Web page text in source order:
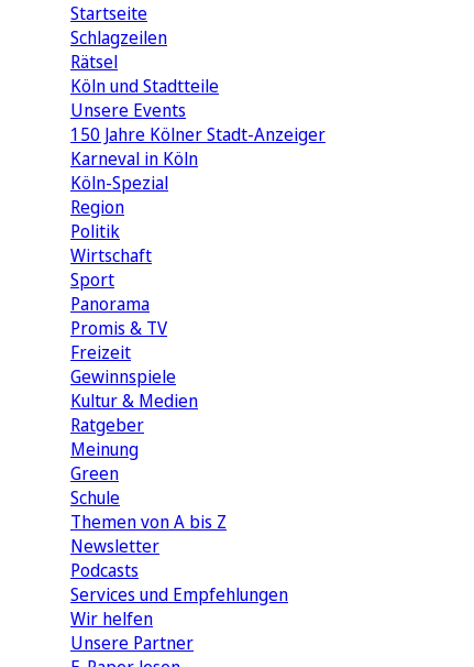
Startseite
Schlagzeilen
Rätsel
Köln und Stadtteile
Unsere Events
150 Jahre Kölner Stadt-Anzeiger
Karneval in Köln
Köln-Spezial
Region
Politik
Wirtschaft
Sport
Panorama
Promis & TV
Freizeit
Gewinnspiele
Kultur & Medien
Ratgeber
Meinung
Green
Schule
Themen von A bis Z
Newsletter
Podcasts
Services und Empfehlungen
Wir helfen
Unsere Partner